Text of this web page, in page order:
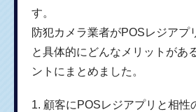
す。
防犯カメラ業者がPOSレジアプ
と具体的にどんなメリットがあ
ントにまとめました。
1. 顧客にPOSレジアプリと相性